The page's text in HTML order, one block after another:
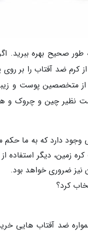
طور صحیح بهره ببرید.
کرم ضد آفتاب را بر
متخصصین پوست و
چین و چروک و
وجود دارد که به ما
زمین، دیگر استفاده
نیز ضروری خواهد بود.
کرد؟